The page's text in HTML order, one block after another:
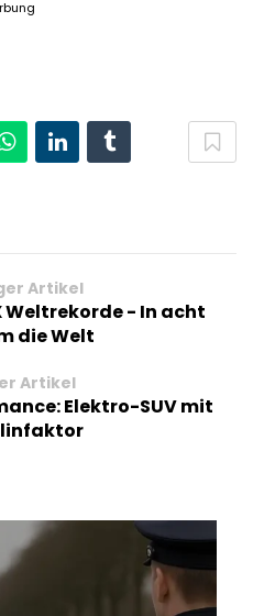
Artikel
Weltrekorde - In acht
die Welt
Artikel
Elektro-SUV mit